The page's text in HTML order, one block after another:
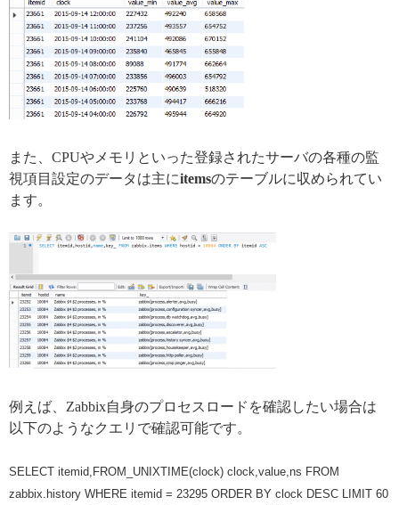
また、CPUやメモリといった登録されたサーバの各種の監
視項目設定のデータは主にitemsのテーブルに収められてい
ます。
例えば、Zabbix自身のプロセスロードを確認したい場合は
以下のようなクエリで確認可能です。
SELECT itemid,FROM_UNIXTIME(clock) clock,value,ns FROM
zabbix.history WHERE itemid = 23295 ORDER BY clock DESC LIMIT 60